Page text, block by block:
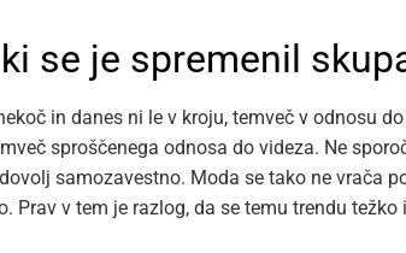
se je spremenil
in danes ni le v kroju, temveč v odnosu
sproščenega odnosa do videza. Ne
samozavestno. Moda se tako ne vrača
Prav v tem je razlog, da se temu trendu težko